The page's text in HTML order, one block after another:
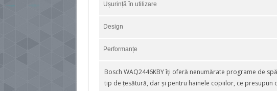
Ușurință în utilizare
Design
Performanțe
Bosch WAQ2446KBY îți oferă nenumărate programe de
tip de țesătură, dar și pentru hainele copiilor, ce presupun